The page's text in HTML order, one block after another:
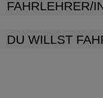
FAHRLEHRER/
DU WILLST